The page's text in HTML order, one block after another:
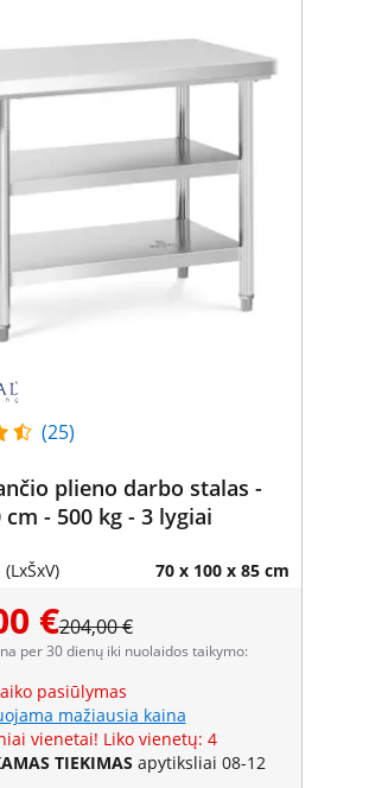
(25)
plieno darbo stalas -
cm - 500 kg - 3 lygiai
70 x 100 x 85 cm
€204,00 €
per 30 dienų iki nuolaidos taikymo:
pasiūlymas
mažiausia kaina
vienetai! Liko vienetų: 4
TIEKIMAS apytiksliai 08-12